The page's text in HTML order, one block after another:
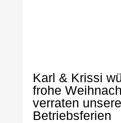
Karl & Krissi
frohe
verraten unsere
Betriebsferien